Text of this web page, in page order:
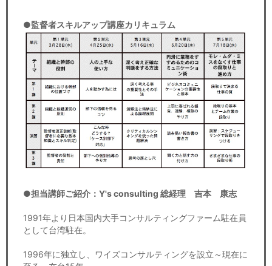
●監督者スキルアップ講座カリキュラム
●担当講師ご紹介：Y's consulting 総経理 吉本 康志
1991年より日本国内大手コンサルティングファーム駐在員
として台湾駐在。
1996年に独立し、ワイズコンサルティングを設立～現在に